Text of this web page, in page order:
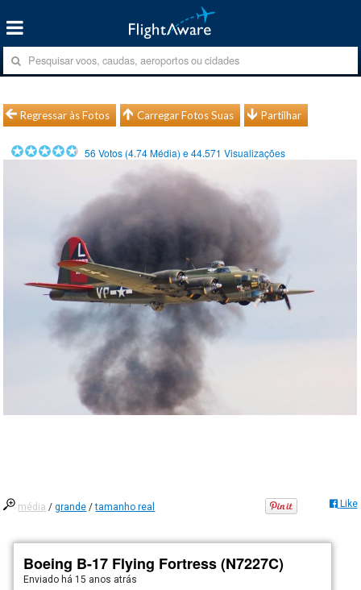
Regressar às Fotos Carregar Fotos Suas Partilhar
56 Votos (4.74Média) e44.571 Visualizações
média /grande /tamanho real Like
Boeing B-17 Flying Fortress (N7227C)
Enviado há 15 anos atrás